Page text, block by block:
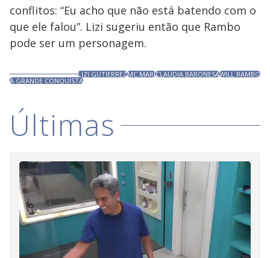
conflitos: “Eu acho que não está batendo com o
que ele falou”. Lizi sugeriu então que Rambo
pode ser um personagem.
LIZI GUTIERREZMC MARICLAUDIA BARONESAWILL RAMBO
A GRANDE CONQUISTA
Últimas